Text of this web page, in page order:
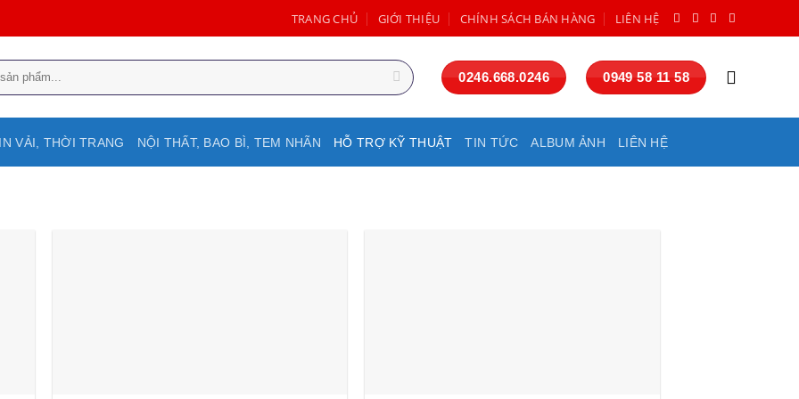
TRANG CHỦ GIỚI THIỆU CHÍNH SÁCH BÁN HÀNG LIÊN HỆ
0246.668.0246 0949 58 11 58
IN VẢI, THỜI TRANG NỘI THẤT, BAO BÌ, TEM NHÃN HỖ TRỢ KỸ THUẬT TIN TỨC ALBUM ẢNH LIÊN HỆ